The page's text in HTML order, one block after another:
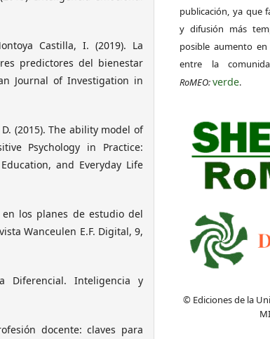
Castilla, I. (2019). La
predictores del bienestar
Journal of Investigation in
D. (2015). The ability model of
Psychology in Practice:
and Everyday Life
en los planes de estudio del
Wanceulen E.F. Digital, 9,
Diferencial. Inteligencia y
docente: claves para
publicación, ya que
y difusión más
posible aumento
entre la
RoMEO:verde.
© Ediciones de la